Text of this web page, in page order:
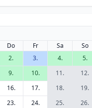
Do Fr Sa
So
2. 3. 4.
5.
9. 10. 11.
12.
16. 17. 18.
19.
23. 24. 25.
26.